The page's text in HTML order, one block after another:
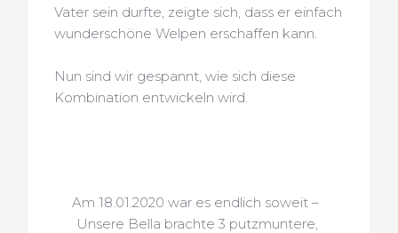
Vater sein durfte, zeigte sich, dass er einfach
wunderschöne Welpen erschaffen kann.
Nun sind wir gespannt, wie sich diese
Kombination entwickeln wird.
Am 18.01.2020 war es endlich soweit –
Unsere Bella brachte 3 putzmuntere,